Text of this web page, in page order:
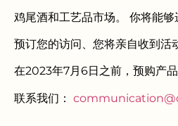
鸡尾酒和工艺品市场。 你将能
预订您的访问、 您将亲自收到活
在2023年7月6日之前，预购产品
联系我们：